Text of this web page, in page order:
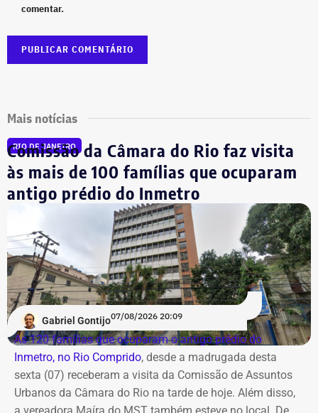
comentar.
Mais notícias
RIO DE JANEIRO
Comissão da Câmara do Rio faz visita
às mais de 100 famílias que ocuparam
antigo prédio do Inmetro
Gabriel Gontijo07/08/2026 20:09
As 120 famílias que ocuparam o antigo prédio do
Inmetro, no Rio Comprido, desde a madrugada desta
sexta (07) receberam a visita da Comissão de Assuntos
Urbanos da Câmara do Rio na tarde de hoje. Além disso,